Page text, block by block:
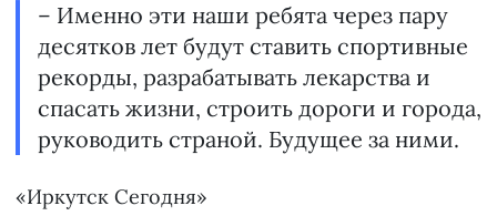
– Именно эти наши ребята через пару
десятков лет будут ставить спортивные
рекорды, разрабатывать лекарства и
спасать жизни, строить дороги и города,
руководить страной. Будущее за ними.
«Иркутск Сегодня»